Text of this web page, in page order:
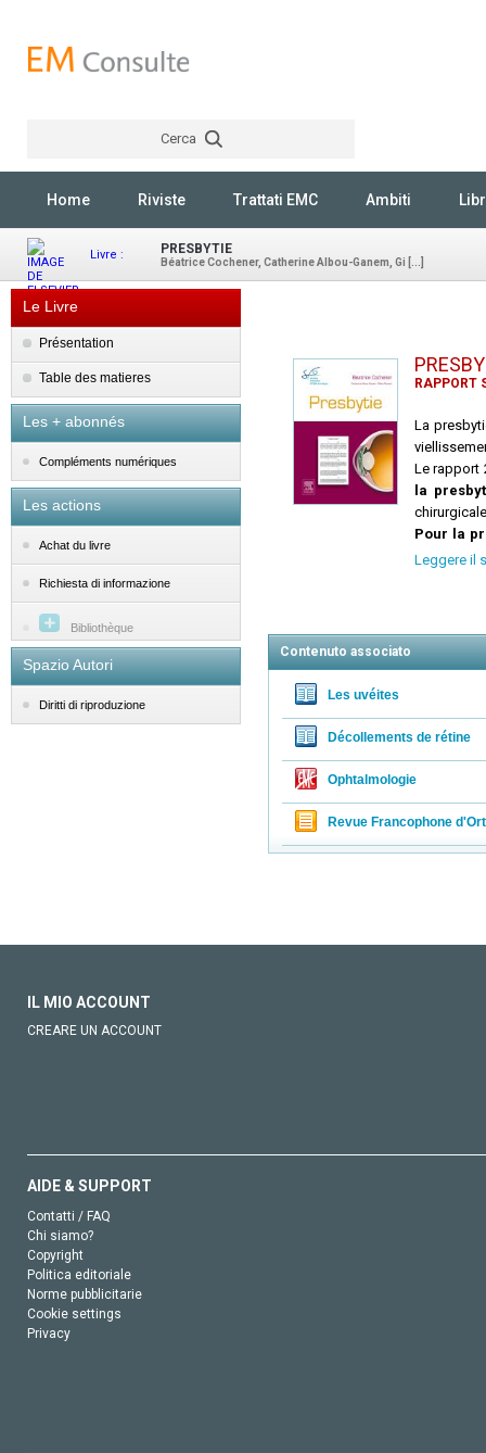
Cerca
Home Riviste Trattati EMC Ambiti
Livre : PRESBYTIE
Béatrice Cochener, Catherine Albou-Ganem, Gi [...]
Le Livre
Présentation
Table des matieres
Les + abonnés
Compléments numériques
Les actions
Achat du livre
Richiesta di informazione
Bibliothèque
Spazio Autori
Diritti di riproduzione
RAPPORT
La
Le rapport
la
Pour la
vidéos et
Leggere il
Contenuto associato
Les uvéites
Décollements de rétine
Ophtalmologie
Revue Francophone
IL MIO ACCOUNT
CREARE UN ACCOUNT
AIDE & SUPPORT
Contatti / FAQ
Chi siamo?
Copyright
Politica editoriale
Norme pubblicitarie
Cookie settings
Privacy